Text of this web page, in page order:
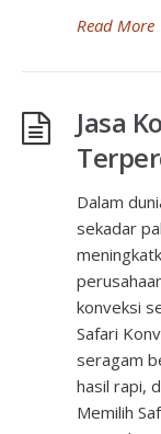
Read More
Jasa
Dalam
sekadar
konveksi
Safari
seragam
hasil rapi,
Memilih